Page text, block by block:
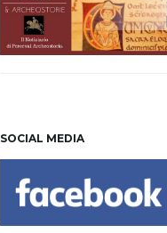
SOCIAL MEDIA